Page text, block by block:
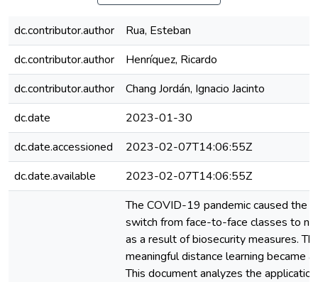
dc.contributor.author
Rua, Esteban
dc.contributor.author
Henríquez, Ricardo
dc.contributor.author
Chang Jordán, Ignacio Jacinto
dc.date
2023-01-30
dc.date.accessioned
2023-02-07T14:06:55Z
dc.date.available
2023-02-07T14:06:55Z
The COVID-19 pandemic caused the
switch from face-to-face classes to
as a result of biosecurity measures.
meaningful distance learning became
This document analyzes the